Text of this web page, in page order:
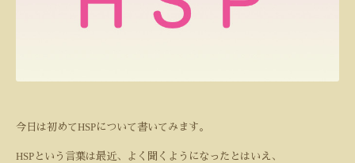
今日は初めてHSPについて書いてみます。
HSP という言葉は最近、よく聞くようになったとはいえ、